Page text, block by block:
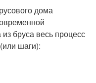
дома
бруса весь процесс
шаги):